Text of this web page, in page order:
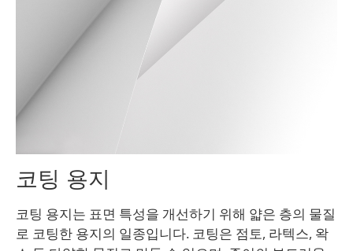
코팅 용지
코팅 용지는 표면 특성을 개선하기 위해 얇은 층의 물질
로 코팅한 용지의 일종입니다. 코팅은 점토, 라텍스, 왁